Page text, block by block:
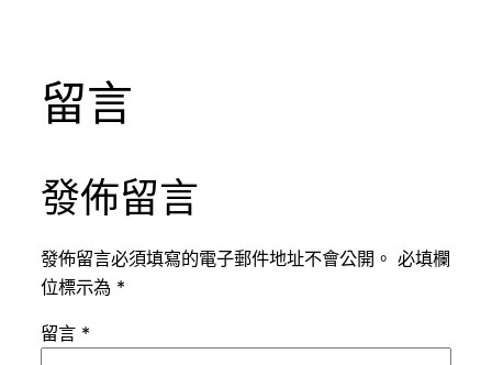
留言
發佈留言
發佈留言必須填寫的電子郵件地址不會公開。 必填欄
位標示為 *
留言 *